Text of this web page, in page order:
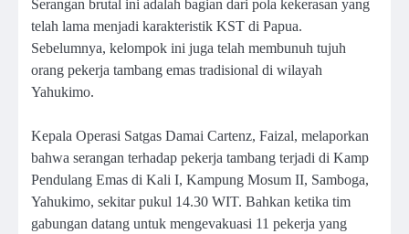
Serangan brutal ini adalah bagian dari pola kekerasan yang
telah lama menjadi karakteristik KST di Papua.
Sebelumnya, kelompok ini juga telah membunuh tujuh
orang pekerja tambang emas tradisional di wilayah
Yahukimo.
Kepala Operasi Satgas Damai Cartenz, Faizal, melaporkan
bahwa serangan terhadap pekerja tambang terjadi di Kamp
Pendulang Emas di Kali I, Kampung Mosum II, Samboga,
Yahukimo, sekitar pukul 14.30 WIT. Bahkan ketika tim
gabungan datang untuk mengevakuasi 11 pekerja yang